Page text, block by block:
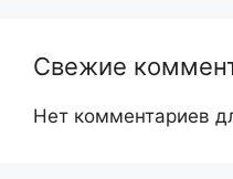
Свежие
Нет комментариев